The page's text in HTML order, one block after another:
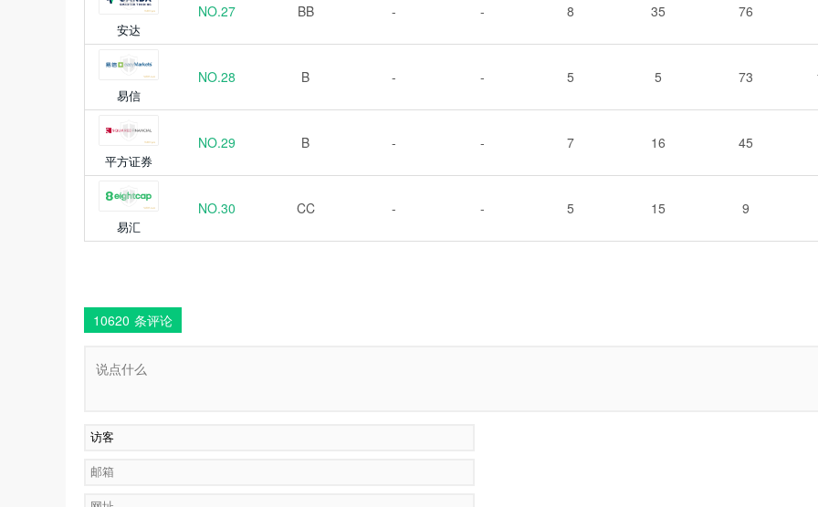
安达
NO.27 BB - - 8 35 76
易信
NO.28 B - - 5 5 73
平方证券
NO.29 B - - 7 16 45
易汇
NO.30 CC - - 5 15 9
10620 条评论